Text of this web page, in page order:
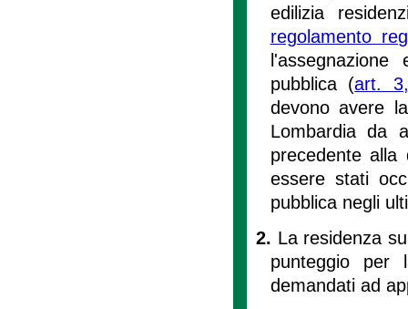
edilizia
regolamento
pubblica (art.
devono avere
Lombardia da
precedente
essere stati
pubblica negli
2. La residenza
punteggio per
demandati ad